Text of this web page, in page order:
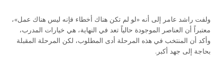
ولفت راشد عامر إلى أنه «لو لم تكن هناك أخطاء فإنه ليس هناك عمل»،
معتبراً أن العناصر الموجودة حالياً تعد في النهاية، هي خيارات المدرب،
وأكد أن المنتخب في هذه المرحلة أدى المطلوب، لكن المرحلة المقبلة
بحاجة إلى جهد أكبر.